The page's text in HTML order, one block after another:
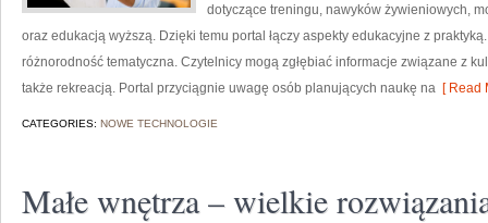
dotyczące treningu, nawyków żywieniowych,
oraz edukacją wyższą. Dzięki temu portal łączy aspekty edukacyjne z
różnorodność tematyczna. Czytelnicy mogą zgłębiać informacje związane z
także rekreacją. Portal przyciągnie uwagę osób planujących naukę na [ Read
CATEGORIES: NOWE TECHNOLOGIE
Małe wnętrza – wielkie